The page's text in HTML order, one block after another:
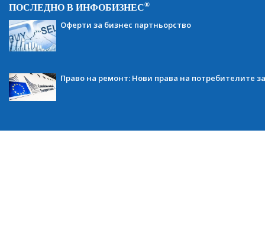
ПОСЛЕДНО В ИНФОБИЗНЕС®
Оферти за бизнес партньорство
Право на ремонт: Нови права на потребителите